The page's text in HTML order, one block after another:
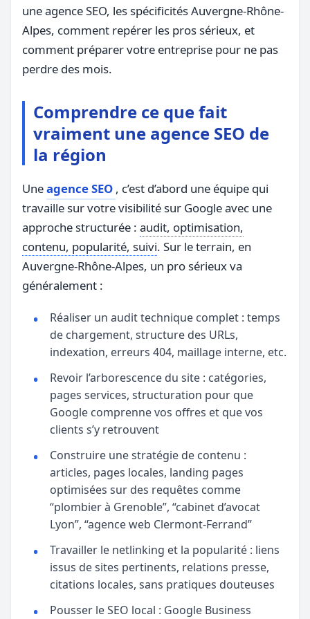
une agence SEO, les spécificités Auvergne-Rhône-
Alpes, comment repérer les pros sérieux, et
comment préparer votre entreprise pour ne pas
perdre des mois.
Comprendre ce que fait
vraiment une agence SEO de
la région
Uneagence SEO , c’est d’abord une équipe qui
travaille sur votre visibilité sur Google avec une
approche structurée : audit, optimisation,
contenu, popularité, suivi. Sur le terrain, en
Auvergne-Rhône-Alpes, un pro sérieux va
généralement :
Réaliser un audit technique complet : temps
de chargement, structure des URLs,
indexation, erreurs 404, maillage interne, etc.
Revoir l’arborescence du site : catégories,
pages services, structuration pour que
Google comprenne vos offres et que vos
clients s’y retrouvent
Construire une stratégie de contenu :
articles, pages locales, landing pages
optimisées sur des requêtes comme
“plombier à Grenoble”, “cabinet d’avocat
Lyon”, “agence web Clermont-Ferrand”
Travailler le netlinking et la popularité : liens
issus de sites pertinents, relations presse,
citations locales, sans pratiques douteuses
Pousser le SEO local : Google Business